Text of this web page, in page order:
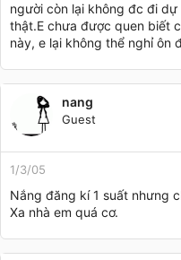
người còn lại không đc đi
thật.E chưa được quen biết
này, e lại không thể nghỉ ôn
nang
Guest
1/3/05
Nắng đăng kí 1 suất nhưng
Xa nhà em quá cơ.